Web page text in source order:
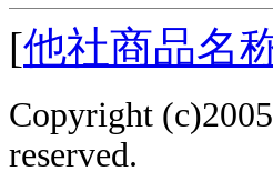
[他社商品名
Copyright
reserved.